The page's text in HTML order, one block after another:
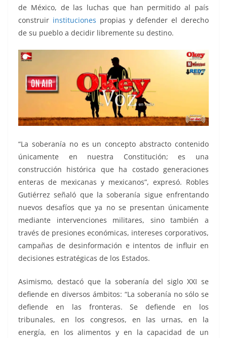
de México, de las luchas que han permitido al país
construir instituciones propias y defender el derecho
de su pueblo a decidir libremente su destino.
“La soberanía no es un concepto abstracto contenido
únicamente en nuestra Constitución; es una
construcción histórica que ha costado generaciones
enteras de mexicanas y mexicanos”, expresó. Robles
Gutiérrez señaló que la soberanía sigue enfrentando
nuevos desafíos que ya no se presentan únicamente
mediante intervenciones militares, sino también a
través de presiones económicas, intereses corporativos,
campañas de desinformación e intentos de influir en
decisiones estratégicas de los Estados.
Asimismo, destacó que la soberanía del siglo XXI se
defiende en diversos ámbitos: “La soberanía no sólo se
defiende en las fronteras. Se defiende en los
tribunales, en los congresos, en las urnas, en la
energía, en los alimentos y en la capacidad de un